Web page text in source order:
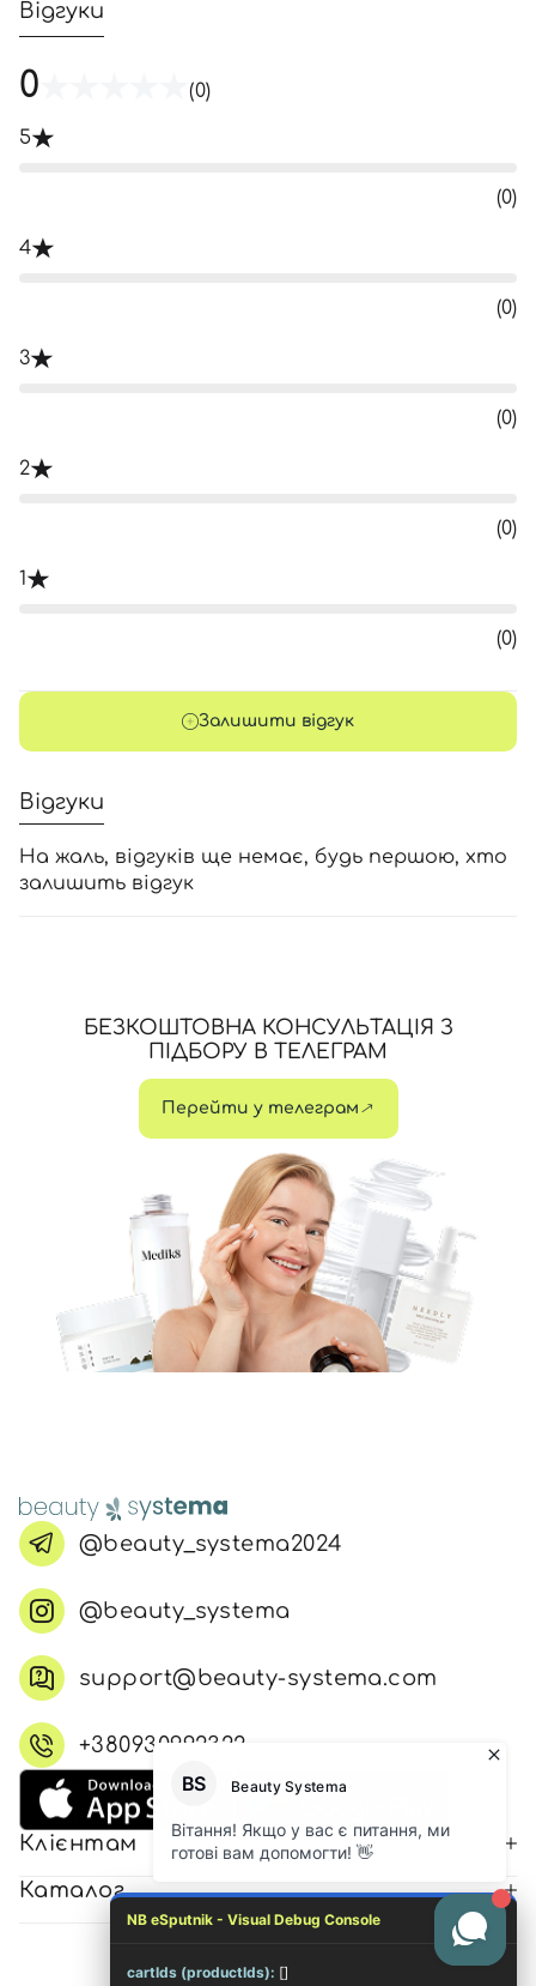
Відгуки
0 (0)
5
(0)
4
(0)
3
(0)
2
(0)
1
(0)
Залишити відгук
Відгуки
На жаль, відгуків ще немає, будь першою, хто
залишить відгук
БЕЗКОШТОВНА КОНСУЛЬТАЦІЯ З
ПІДБОРУ В ТЕЛЕГРАМ
Перейти у телеграм
@beauty_systema2024
@beauty_systema
support@beauty-systema.com
+380930992322
Клієнтам
Каталог
NB eSputnik - Visual Debug Console
cartIds (productIds): []